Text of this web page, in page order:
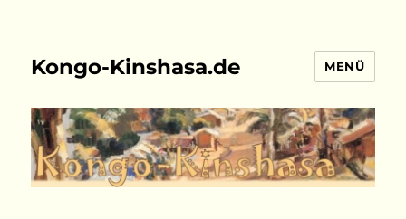
Kongo-Kinshasa.de MENÜ